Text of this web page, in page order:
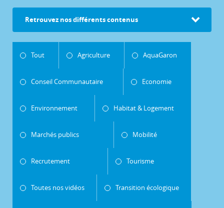
Retrouvez nos différents contenus
Tout Agriculture AquaGaron
Conseil Communautaire Economie
Environnement Habitat & Logement
Marchés publics Mobilité
Recrutement Tourisme
Toutes nos vidéos Transition écologique